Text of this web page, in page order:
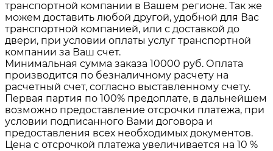
транспортной компании в Вашем регионе. Так же
можем доставить любой другой, удобной для Вас
транспортной компанией, или с доставкой до
двери, при условии оплаты услуг транспортной
компании за Ваш счет.
Минимальная сумма заказа 10000 руб. Оплата
производится по безналичному расчету на
расчетный счет, согласно выставленному счету.
Первая партия по 100% предоплате, в дальнейшем
возможно предоставление отсрочки платежа, при
условии подписанного Вами договора и
предоставления всех необходимых документов.
Цена с отсрочкой платежа увеличивается на 10 %